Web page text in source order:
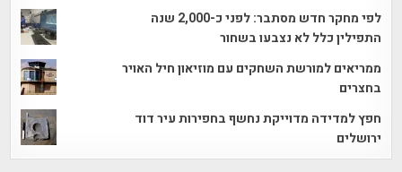
לפי מחקר חדש מסתבר: לפני כ-2,000 שנה
התפילין כלל לא נצבעו בשחור
ממריאים למורשת השחקים עם מוזיאון חיל האויר
בחצרים
חפץ למדידה מדוייקת נחשף בחפירות עיר דוד
ירושלים